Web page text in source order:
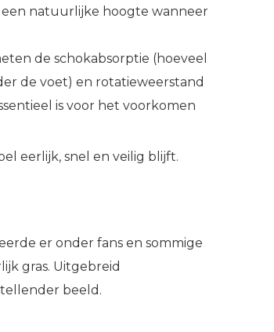
een natuurlijke hoogte wanneer
de schokabsorptie (hoeveel
de voet) en rotatieweerstand
is voor het voorkomen
eerlijk, snel en veilig blijft.
er onder fans en sommige
gras. Uitgebreid
beeld.